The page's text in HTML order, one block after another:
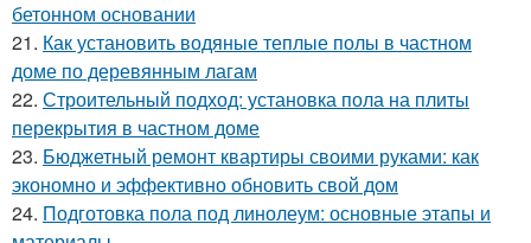
бетонном основании
21. Как установить водяные теплые полы в частном
доме по деревянным лагам
22. Строительный подход: установка пола на плиты
перекрытия в частном доме
23. Бюджетный ремонт квартиры своими руками: как
экономно и эффективно обновить свой дом
24. Подготовка пола под линолеум: основные этапы и